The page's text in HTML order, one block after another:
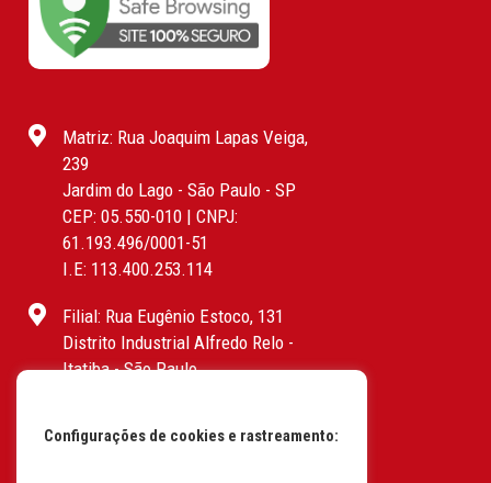
Matriz: Rua Joaquim Lapas Veiga,
239
Jardim do Lago - São Paulo - SP
CEP: 05.550-010 | CNPJ:
61.193.496/0001-51
I.E: 113.400.253.114
Filial: Rua Eugênio Estoco, 131
Distrito Industrial Alfredo Relo -
Itatiba - São Paulo
I.E: 382.096.357.1147
Configurações de cookies e rastreamento: